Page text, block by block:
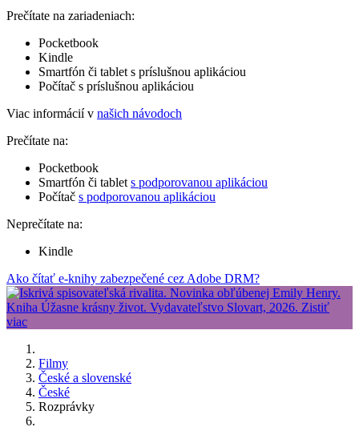
Prečítate na zariadeniach:
Pocketbook
Kindle
Smartfón či tablet s príslušnou aplikáciou
Počítač s príslušnou aplikáciou
Viac informácií v našich návodoch
Prečítate na:
Pocketbook
Smartfón či tablet s podporovanou aplikáciou
Počítač s podporovanou aplikáciou
Neprečítate na:
Kindle
Ako čítať e-knihy zabezpečené cez Adobe DRM?
Filmy
České a slovenské
České
Rozprávky